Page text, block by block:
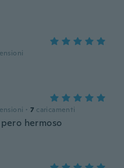
· 7 caricamenti
hermoso